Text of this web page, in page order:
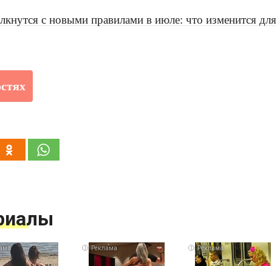
с новыми правилами в июле: что изменится для
i i